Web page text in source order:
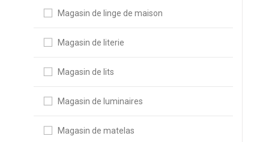
Magasin de linge de maison
Magasin de literie
Magasin de lits
Magasin de luminaires
Magasin de matelas